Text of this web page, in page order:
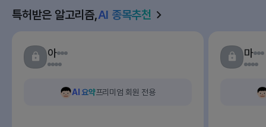
특허받은 알고리즘,AI 종목추천
아
AI 요약프리미엄 회원 전용
마